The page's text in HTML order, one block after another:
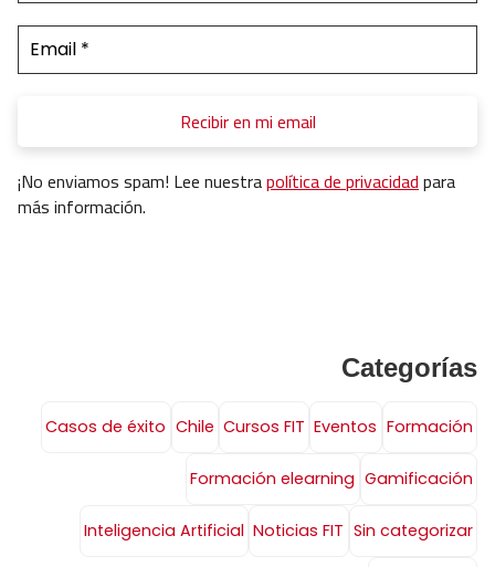
¡No enviamos spam! Lee nuestrapolítica de privacidadpara
más información.
Categorías
Casos de éxito Chile Cursos FIT Eventos Formación
Formación elearning Gamificación
Inteligencia Artificial Noticias FIT Sin categorizar